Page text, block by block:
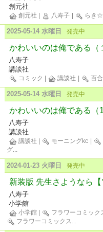
創元社
創元社 八寿子 らき
2025-05-14 水曜日 発売中
かわいいのは俺である（
八寿子
講談社
コミック 講談社 百合
2025-05-14 水曜日 発売中
かわいいのは俺である（1
八寿子
講談社
講談社 モーニングkc
グ...
2024-01-23 火曜日 発売中
新装版 先生さようなら
八寿子
小学館
小学館 フラワーコミック
フラワーコミックス...